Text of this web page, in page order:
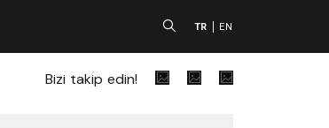
A TR EN
Bizi takip edin!